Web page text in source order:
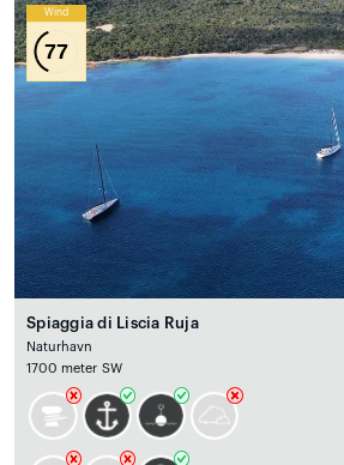
Wind
77
Spiaggia di Liscia Ruja
Naturhavn
1700 meter SW